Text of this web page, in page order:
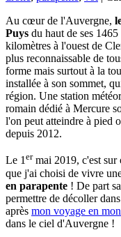
Au cœur de l'Auvergne,
Puys du haut de ses
kilomètres à l'ouest de
plus reconnaissable de
forme mais surtout à la
installée à son sommet,
région. Une station
romain dédié à Mercure
l'on peut atteindre à pied
depuis 2012.
Le 1ermai 2019, c'est sur
que j'ai choisi de vivre
en parapente ! De part
permettre de décoller
après mon voyage en
dans le ciel d'Auvergne !